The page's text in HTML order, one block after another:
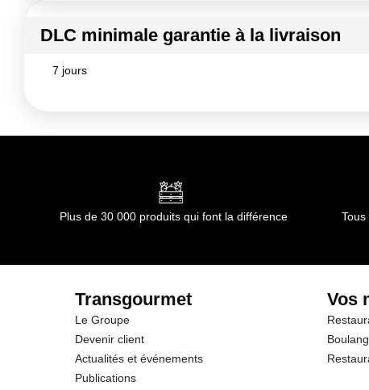
DLC minimale garantie à la livraison
7 jours
Plus de 30 000 produits qui font la différence
Transgourmet
Le Groupe
Devenir client
Actualités et événements
Publications
Vos